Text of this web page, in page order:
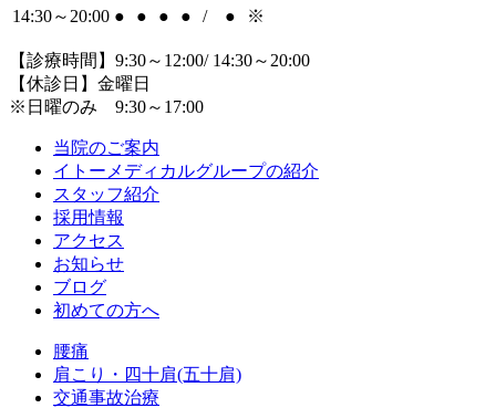
14:30～20:00 ● ● ● ● / ● ※
【診療時間】9:30～12:00/ 14:30～20:00
【休診日】金曜日
※日曜のみ 9:30～17:00
当院のご案内
イトーメディカルグループの紹介
スタッフ紹介
採用情報
アクセス
お知らせ
ブログ
初めての方へ
腰痛
肩こり・四十肩(五十肩)
交通事故治療